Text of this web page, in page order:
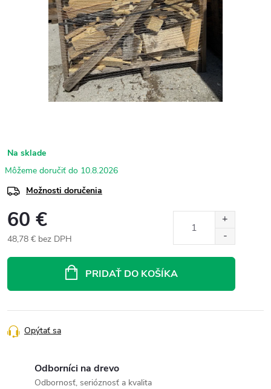
Na sklade
10.8.2026
Možnosti doručenia
60 €
48,78 € bez DPH
PRIDAŤ DO KOŠÍKA
Opýtať sa
Odborníci na drevo
Odbornosť, serióznosť a kvalita